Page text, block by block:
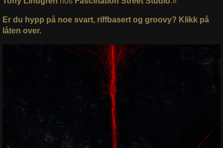
Er du hypp på noe svart, riffbasert og groovy? Klikk på
låten over.